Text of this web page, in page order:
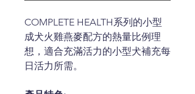
COMPLETE HEALTH系列的小型
成犬火雞燕麥配方的熱量比例理
想，適合充滿活力的小型犬補充每
日活力所需。